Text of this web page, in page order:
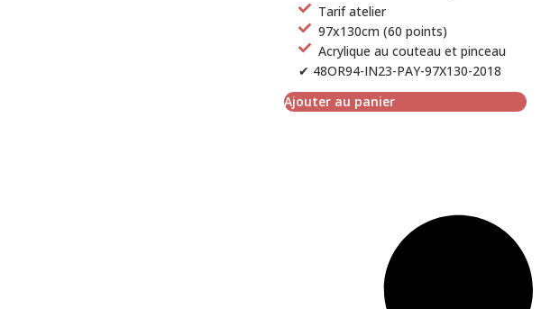
Tarif atelier
97x130cm (60 points)
Acrylique au couteau et pinceau
✔ 48OR94-IN23-PAY-97X130-2018
Ajouter au panier